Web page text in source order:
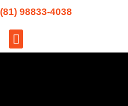
(81) 98833-4038